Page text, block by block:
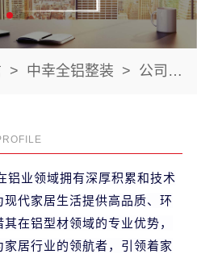
> 中幸全铝整装 > 公司介绍
铝业领域拥有深厚积累和技术
代家居生活提供高品质、环
在铝型材领域的专业优势，
居行业的领航者，引领着家